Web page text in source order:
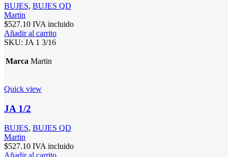
BUJES, BUJES QD
Martin
$527.10 IVA incluido
Añadir al carrito
SKU: JA 1 3/16
Marca Martin
Quick view
JA 1/2
BUJES, BUJES QD
Martin
$527.10 IVA incluido